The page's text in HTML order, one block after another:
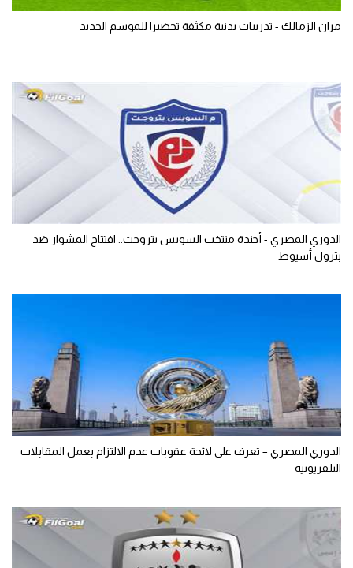
مران الزمالك - تدريبات بدنية مكثفة تحضيرا للموسم الجديد
الدوري المصري - أجندة منتخب السويس بتروجت.. افتتاح المشوار ضد
بترول أسيوط
الدوري المصري – تعرف على لائحة عقوبات عدم الالتزام بعمل المقابلات
التلفزيونية